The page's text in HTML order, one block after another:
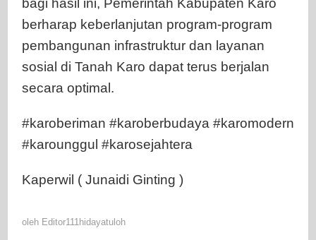
bagi hasil ini, Pemerintah Kabupaten Karo
berharap keberlanjutan program-program
pembangunan infrastruktur dan layanan
sosial di Tanah Karo dapat terus berjalan
secara optimal.
#karoberiman #karoberbudaya #karomodern
#karounggul #karosejahtera
Kaperwil ( Junaidi Ginting )
oleh Editor111hidayatuloh